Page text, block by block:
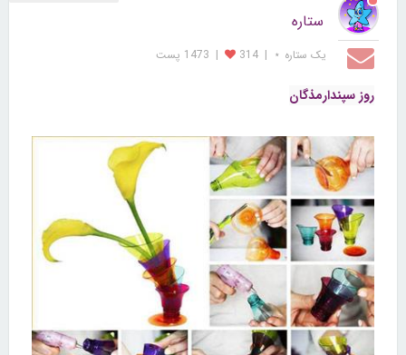
ستاره
یک ستاره ⋆ |
314
| 1473 پست
روز سپندارمذگان